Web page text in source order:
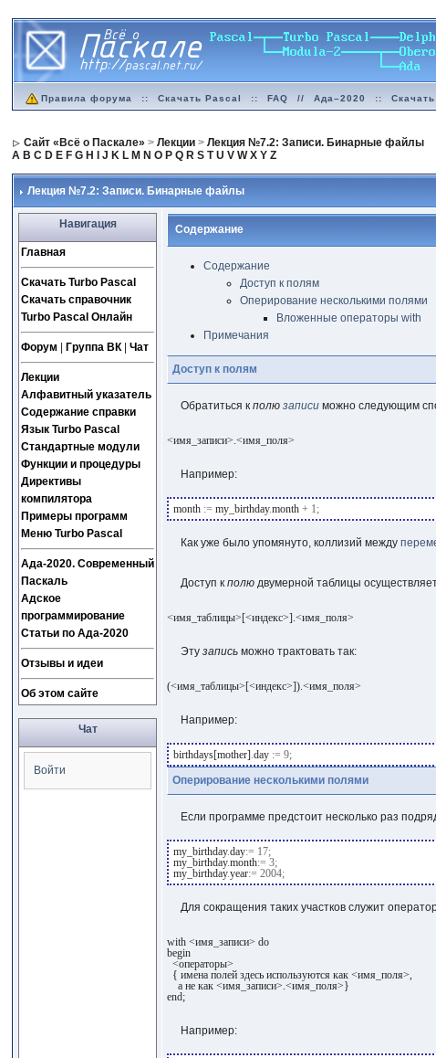
Правила форума :: Скачать Pascal :: FAQ // Ада–2020 :: Скачать
Сайт «Всё о Паскале» >Лекции >Лекция №7.2: Записи. Бинарные файлы
A B C D E F G H J K L M N O P Q R S T U V W X Y Z
Лекция №7.2: Записи. Бинарные файлы
Навигация
Главная
Скачать Turbo Pascal
Скачать справочник
Turbo Pascal Онлайн
Форум Группа ВК|Чат
Лекции
Алфавитный указатель
Содержание справки
Язык Turbo Pascal
Стандартные модули
Функции и процедуры
Директивы
компилятора
Примеры программ
Меню Turbo Pascal
Ада-2020. Современный
Паскаль
Адское
программирование
Статьи по Ада-2020
Отзывы и идеи
Об этом сайте
Чат
Войти
Содержание
Содержание
Доступ к полям
Оперирование несколькими полями
Вложенные операторы with
Примечания
Доступ к полям
Обратиться кполю записи можно следующим
<имя_записи>.<имя_поля>
Например:
month := my_birthday.month+ 1;
Как уже было упомянуто, коллизий между
Доступ кполю двумерной таблицы
<имя_таблицы>[<индекс>].<имя_поля>
Этузапись можно трактовать так:
(<имя_таблицы>[<индекс>]).<имя_поля>
Например:
birthdays[mother].day := 9;
Оперирование несколькими полями
Если программе предстоит несколько раз
my_birthday.day:= 17;
my_birthday.month:= 3;
my_birthday.year:= 2004;
Для сокращения таких участков служит
with <имя_записи> do
begin
  <операторы>
  { имена полей здесь используются как <имя_поля>,
    а не как <имя_записи>.<имя_поля>}
end;
Например: